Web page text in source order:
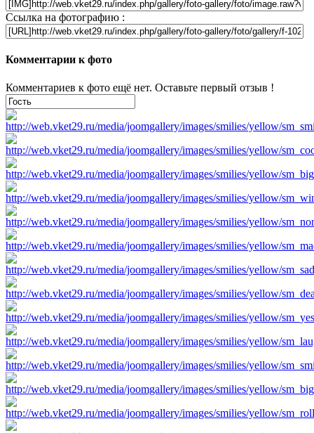
Ссылка на фотографию :
Комментарии к фото
Комментариев к фото ещё нет. Оставьте первый отзыв !